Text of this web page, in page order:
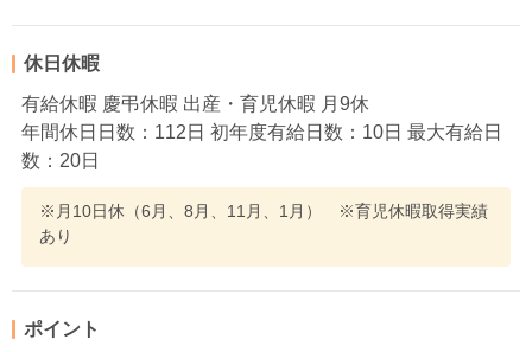
休日休暇
有給休暇 慶弔休暇 出産・育児休暇 月9休
年間休日日数：112日 初年度有給日数：10日 最大有給日
数：20日
※月10日休（6月、8月、11月、1月） ※育児休暇取得実績
あり
ポイント